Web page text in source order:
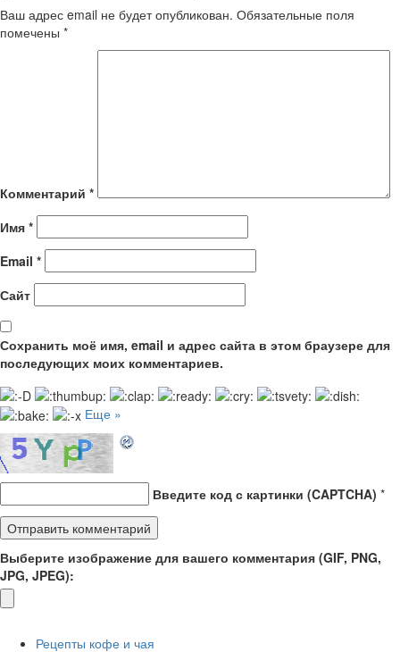
Ваш адрес email не будет опубликован. Обязательные поля
помечены *
Комментарий *
Имя *
Email *
Сайт
Сохранить моё имя, email и адрес сайта в этом браузере для
последующих моих комментариев.
Еще »
Введите код с картинки (CAPTCHA) *
Выберите изображение для вашего комментария (GIF, PNG,
JPG, JPEG):
Рецепты кофе и чая